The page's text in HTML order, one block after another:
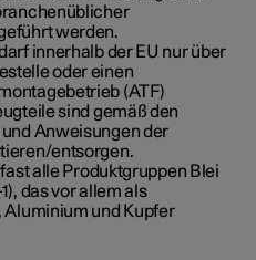
werden.
innerhalb der EU nur über
oder einen
(ATF)
sind gemäß den
Anweisungen der
entsorgen.
alle Produktgruppen Blei
das vor allem als
Aluminium und Kupfer